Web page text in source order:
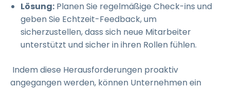
Lösung: Planen Sie regelmäßige Check-ins und
geben Sie Echtzeit-Feedback, um
sicherzustellen, dass sich neue Mitarbeiter
unterstützt und sicher in ihren Rollen fühlen.
Indem diese Herausforderungen proaktiv
angegangen werden, können Unternehmen ein